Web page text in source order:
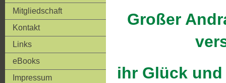
Mitgliedschaft
Kontakt
Links
eBooks
Impressum
Großer
ihr Glück